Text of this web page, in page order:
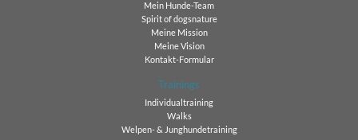
Mein Hunde-Team
Spirit of dogsnature
Meine Mission
Meine Vision
Kontakt-Formular
Trainings
Individualtraining
Walks
Welpen- & Junghundetraining